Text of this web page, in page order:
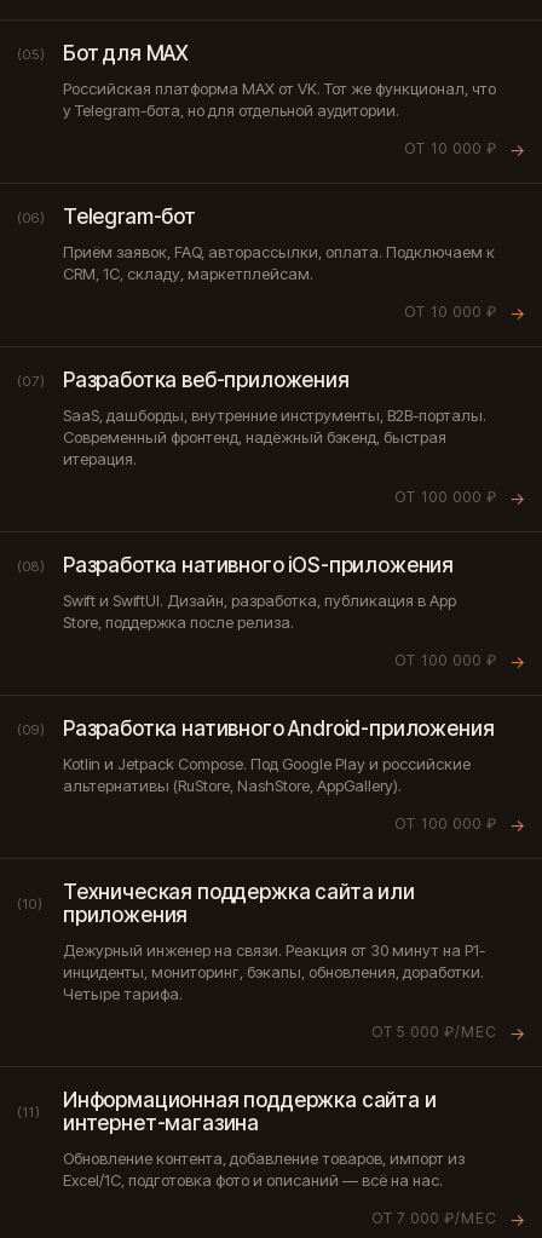
(05) Бот для MAX
Российская платформа MAX от VK. Тот же функционал, что
у Telegram-бота, но для отдельной аудитории.
ОТ 10 000 ₽ →
(06) Telegram-бот
Приём заявок, FAQ, авторассылки, оплата. Подключаем к
CRM, 1С, складу, маркетплейсам.
ОТ 10 000 ₽ →
(07) Разработка веб-приложения
SaaS, дашборды, внутренние инструменты, B2B-порталы.
Современный фронтенд, надёжный бэкенд, быстрая
итерация.
ОТ 100 000 ₽ →
(08) Разработка нативного iOS-приложения
Swift и SwiftUI. Дизайн, разработка, публикация в App
Store, поддержка после релиза.
ОТ 100 000 ₽ →
(09) Разработка нативного Android-приложения
Kotlin и Jetpack Compose. Под Google Play и российские
альтернативы (RuStore, NashStore, AppGallery).
ОТ 100 000 ₽ →
(10)
Техническая поддержка сайта или
приложения
Дежурный инженер на связи. Реакция от 30 минут на P1-
инциденты, мониторинг, бэкапы, обновления, доработки.
Четыре тарифа.
ОТ 5 000 ₽/МЕС →
(11)
Информационная поддержка сайта и
интернет-магазина
Обновление контента, добавление товаров, импорт из
Excel/1С, подготовка фото и описаний — всё на нас.
ОТ 7 000 ₽/МЕС →